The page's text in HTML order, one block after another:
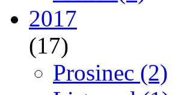
2017
(17)
Prosinec (2)